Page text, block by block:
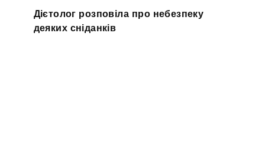
Дієтолог розповіла про небезпеку
деяких сніданків